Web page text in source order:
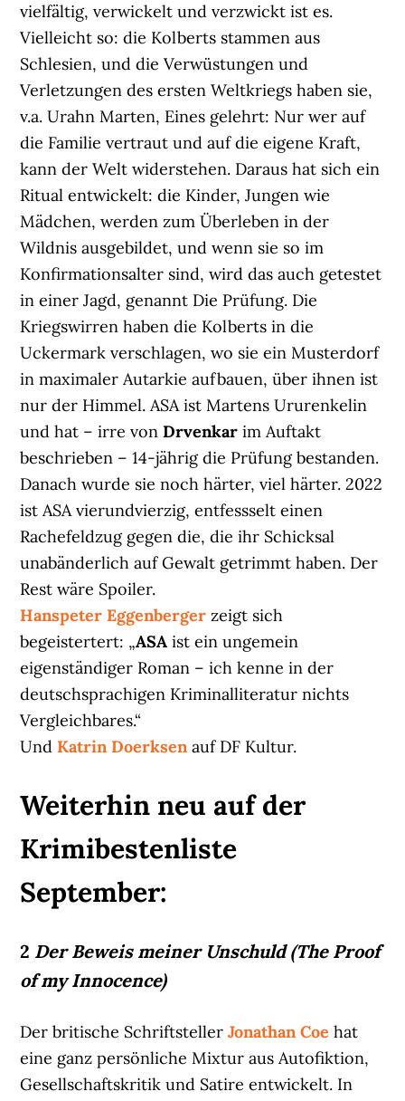
vielfältig, verwickelt und verzwickt ist es.
Vielleicht so: die Kolberts stammen aus
Schlesien, und die Verwüstungen und
Verletzungen des ersten Weltkriegs haben sie,
v.a. Urahn Marten, Eines gelehrt: Nur wer auf
die Familie vertraut und auf die eigene Kraft,
kann der Welt widerstehen. Daraus hat sich ein
Ritual entwickelt: die Kinder, Jungen wie
Mädchen, werden zum Überleben in der
Wildnis ausgebildet, und wenn sie so im
Konfirmationsalter sind, wird das auch getestet
in einer Jagd, genannt Die Prüfung. Die
Kriegswirren haben die Kolberts in die
Uckermark verschlagen, wo sie ein Musterdorf
in maximaler Autarkie aufbauen, über ihnen ist
nur der Himmel. ASA ist Martens Ururenkelin
und hat – irre vonDrvenkar im Auftakt
beschrieben – 14-jährig die Prüfung bestanden.
Danach wurde sie noch härter, viel härter. 2022
ist ASA vierundvierzig, entfessselt einen
Rachefeldzug gegen die, die ihr Schicksal
unabänderlich auf Gewalt getrimmt haben. Der
Rest wäre Spoiler.
Hanspeter Eggenberger zeigt sich
begeistertert: „ASA ist ein ungemein
eigenständiger Roman – ich kenne in der
deutschsprachigen Kriminalliteratur nichts
Vergleichbares.“
Und Katrin Doerksen auf DF Kultur.
Weiterhin neu auf der
Krimibestenliste
September:
2 Der Beweis meiner Unschuld (The Proof
of my Innocence)
Der britische SchriftstellerJonathan Coehat
eine ganz persönliche Mixtur aus Autofiktion,
Gesellschaftskritik und Satire entwickelt. In